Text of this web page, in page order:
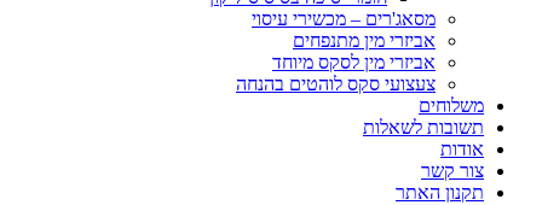
מסאג'רים – מכשירי עיסוי
אביזרי מין מתנפחים
אביזרי מין לסקס מיוחד
צעצועי סקס לוהטים בהנחה
משלוחים
תשובות לשאלות
אודות
צור קשר
תקנון האתר